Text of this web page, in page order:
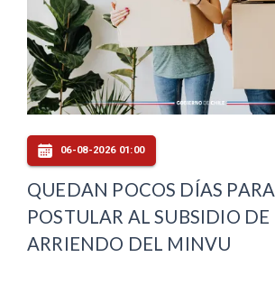
06-08-2026 01:00
QUEDAN POCOS DÍAS PARA
POSTULAR AL SUBSIDIO DE
ARRIENDO DEL MINVU